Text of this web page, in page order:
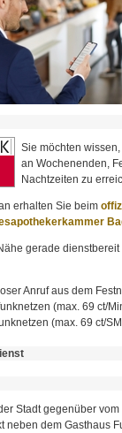
Sie möchten
an Wochenenden,
Nachtzeiten zu
erhalten Sie beim
gerade
Anruf aus dem
(max. 69 ct/
(max. 69 ct/
Stadt gegenüber
neben dem Gasthaus